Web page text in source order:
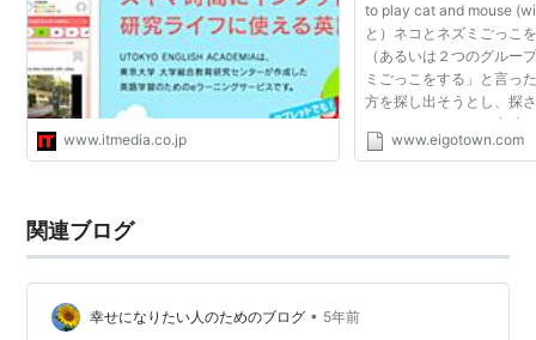
www.itmedia.co.jp
to play cat and mouse
と）ネコとネズミごっこ
（あるいは２つのグルー
ミごっこをする」と言っ
方を探し出そうとし、探
るまいとするという意味
聞）でよく使われるます
www.eigotown.com
関連ブログ
幸せになりたい人のためのブログ • 5年前